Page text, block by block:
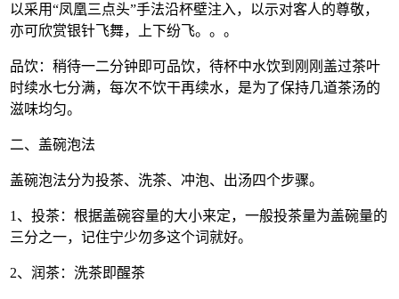
以采用“凤凰三点头”手法沿杯壁注入，以示对客人的尊敬，
亦可欣赏银针飞舞，上下纷飞。。。
品饮：稍待一二分钟即可品饮，待杯中水饮到刚刚盖过茶叶
时续水七分满，每次不饮干再续水，是为了保持几道茶汤的
滋味均匀。
二、盖碗泡法
盖碗泡法分为投茶、洗茶、冲泡、出汤四个步骤。
1、投茶：根据盖碗容量的大小来定，一般投茶量为盖碗量的
三分之一，记住宁少勿多这个词就好。
2、润茶：洗茶即醒茶